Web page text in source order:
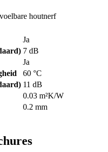
houtnerf
Ja
7 dB
Ja
60 °C
11 dB
0.03 m²K/W
0.2 mm